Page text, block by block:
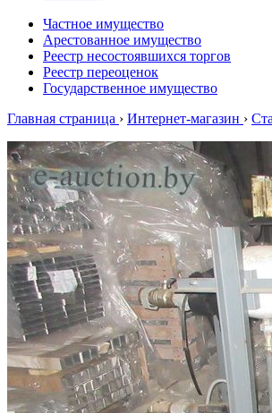
Частное имущество
Арестованное имущество
Реестр несостоявшихся торгов
Реестр переоценок
Государственное имущество
Главная страница › Интернет-магазин ›